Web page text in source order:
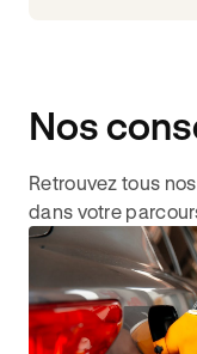
Nos
Retrouvez tous
dans votre